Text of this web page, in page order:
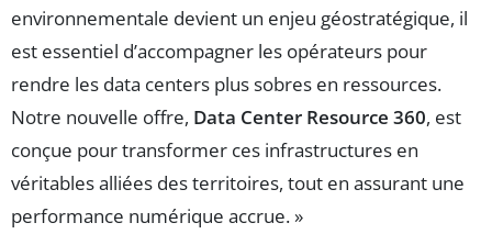
environnementale devient un enjeu géostratégique, il
est essentiel d’accompagner les opérateurs pour
rendre les data centers plus sobres en ressources.
Notre nouvelle offre, Data Center Resource 360, est
conçue pour transformer ces infrastructures en
véritables alliées des territoires, tout en assurant une
performance numérique accrue. »